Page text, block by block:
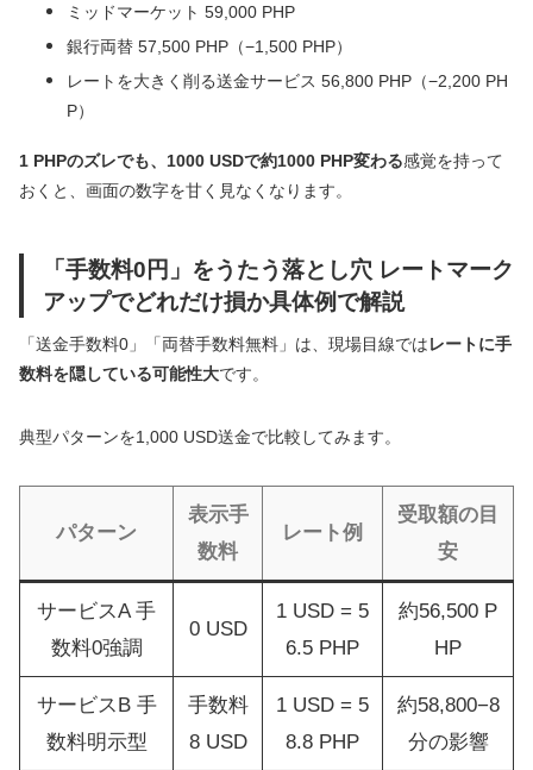
ミッドマーケット 59,000 PHP
銀行両替 57,500 PHP（−1,500 PHP）
レートを大きく削る送金サービス 56,800 PHP（−2,200 PH
P）
1 PHPのズレでも、1000 USDで約1000 PHP変わる感覚を持って
おくと、画面の数字を甘く見なくなります。
「手数料0円」をうたう落とし穴 レートマーク
アップでどれだけ損か具体例で解説
「送金手数料0」「両替手数料無料」は、現場目線ではレートに手
数料を隠している可能性大です。
典型パターンを1,000 USD送金で比較してみます。
パターン
表示手
数料
レート例
受取額の目
安
サービスA 手
数料0強調
0 USD
1 USD = 5
6.5 PHP
約56,500 P
HP
サービスB 手
数料明示型
手数料
8 USD
1 USD = 5
8.8 PHP
約58,800−8
分の影響